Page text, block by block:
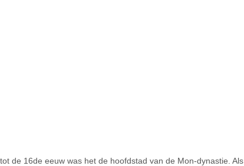
de 16de eeuw was het de hoofdstad van de Mon-dynastie. Als